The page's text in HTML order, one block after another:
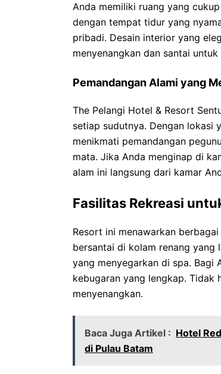
Anda memiliki ruang yang
dengan tempat tidur yang
pribadi. Desain interior yang
menyenangkan dan santai untuk
Pemandangan Alami yang
The Pelangi Hotel & Resort
setiap sudutnya. Dengan lokasi
menikmati pemandangan
mata. Jika Anda menginap di
alam ini langsung dari kamar
Fasilitas Rekreasi
Resort ini menawarkan
bersantai di kolam renang yang
yang menyegarkan di spa. Bagi
kebugaran yang lengkap. Tidak
menyenangkan.
Baca Juga Artikel : Hotel
di Pulau Batam